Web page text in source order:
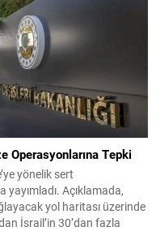
Operasyonlarına Tepki
yönelik sert
Açıklamada,
yol haritası üzerinde
İsrail’in 30’dan fazla